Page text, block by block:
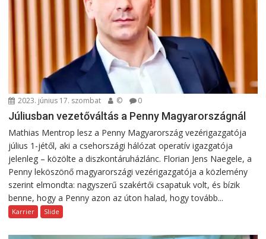
2023. június 17. szombat © 0
Júliusban vezetőváltás a Penny Magyarországnál
Mathias Mentrop lesz a Penny Magyarország vezérigazgatója
július 1-jétől, aki a csehországi hálózat operatív igazgatója
jelenleg – közölte a diszkontáruházlánc. Florian Jens Naegele, a
Penny leköszönő magyarországi vezérigazgatója a közlemény
szerint elmondta: nagyszerű szakértői csapatuk volt, és bízik
benne, hogy a Penny azon az úton halad, hogy tovább...
Karrier Slide